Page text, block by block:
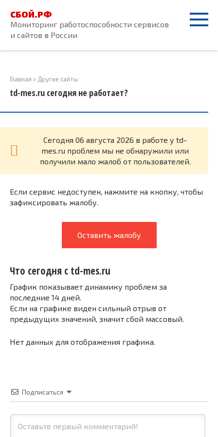
контенту
СБОЙ.РФ
Мониторинг работоспособности сервисов
и сайтов в России
Главная » Другие сайты
td-mes.ru сегодня не работает?
Cегодня 06 августа 2026 в работе у td-
mes.ru проблем мы не обнаружили или
получили мало жалоб от пользователей.
Если сервис недоступен, нажмите на кнопку, чтобы
зафиксировать жалобу.
Оставить жалобу
Что сегодня с td-mes.ru
График показывает динамику проблем за
последние 14 дней.
Если на графике виден сильный отрыв от
предыдущих значений, значит сбой массовый.
Нет данных для отображения графика.
Подписаться